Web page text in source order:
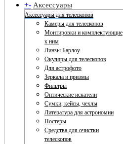
+- Аксессуары
Аксессуары для телескопов
Камеры для телескопов
Монтировки и комплектующие
к ним
Линзы Барлоу
Окуляры для телескопов
Для астрофото
Зеркала и призмы
Фильтры
Оптические искатели
Сумки, кейсы, чехлы
Литература для астрономии
Постеры
Средства для очистки
телескопов